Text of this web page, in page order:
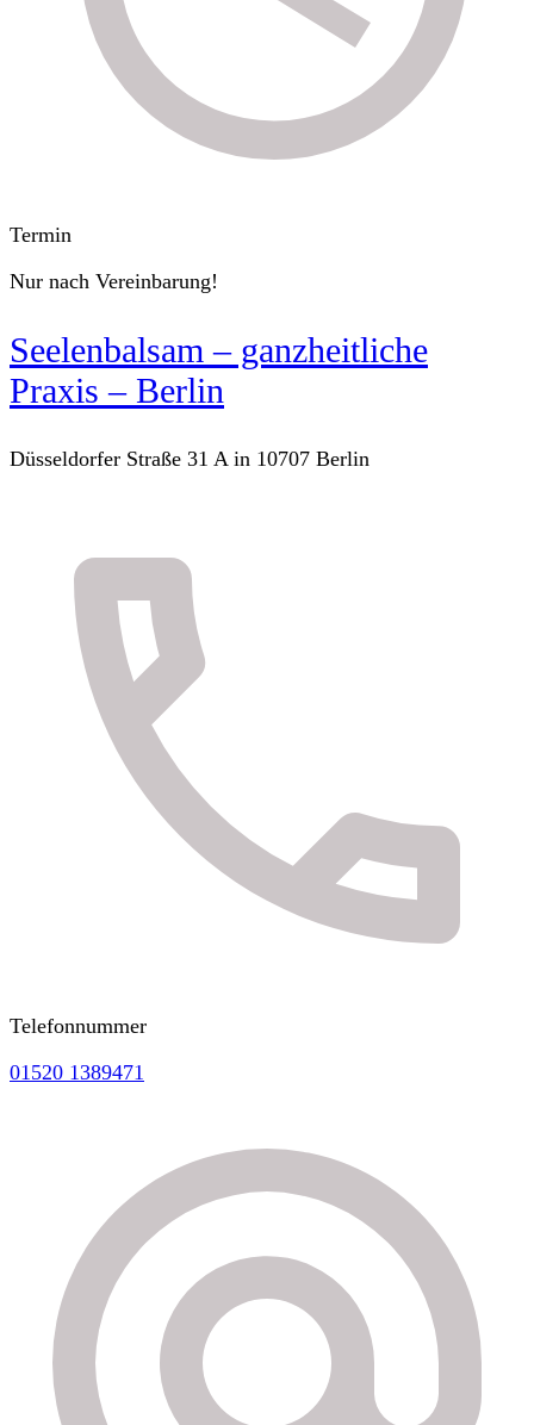
Termin
Nur nach Vereinbarung!
Seelenbalsam – ganzheitliche
Praxis – Berlin
Düsseldorfer Straße 31 A in 10707 Berlin
Telefonnummer
01520 1389471